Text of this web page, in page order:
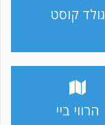
גולד קוסט
הרווי ביי